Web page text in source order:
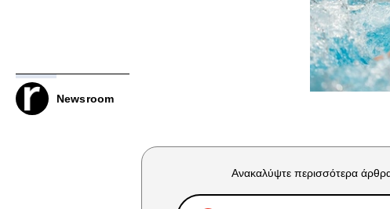
Newsroom
Ανακαλύψτε περισσότερα